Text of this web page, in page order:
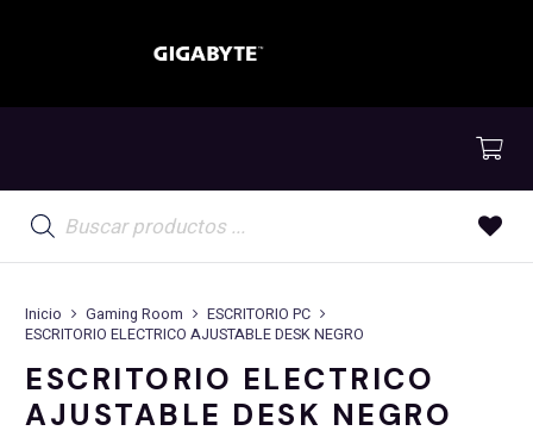
de
productos
Inicio Gaming Room
ESCRITORIO PC
ESCRITORIO ELECTRICO AJUSTABLE DESK NEGRO
ESCRITORIO ELECTRICO
AJUSTABLE DESK NEGRO